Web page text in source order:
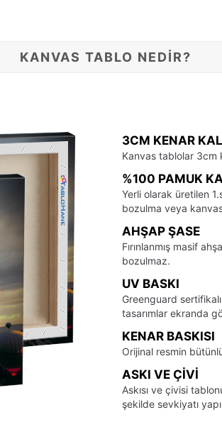
KANVAS TABLO NEDİR?
3CM KENAR
Kanvas tablolar 3cm
%100 PAMUK
Yerli olarak üretilen
bozulma veya
AHŞAP ŞASE
Fırınlanmış masif
bozulmaz.
UV BASKI
Greenguard
tasarımlar ekranda
KENAR BASKISI
Orijinal resmin
ASKI VE ÇIVI
Askısı ve çivisi
şekilde sevkiyatı